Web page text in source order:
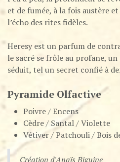
et de fumée, à la fois austère
l’écho des rites fidèles.
Heresy est un parfum de
le sacré se frôle au profane,
séduit, tel un secret confié à
Pyramide Olfactive
Poivre / Encens
Cèdre / Santal / Violette
Vétiver / Patchouli / Bois
Création d'Anaïs Biguine